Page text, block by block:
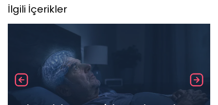
İlgili İçerikler